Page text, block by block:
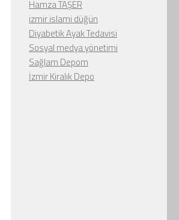
Hamza TAŞER
izmir islami düğün
Diyabetik Ayak Tedavisi
Sosyal medya yönetimi
Sağlam Depom
İzmir Kiralık Depo